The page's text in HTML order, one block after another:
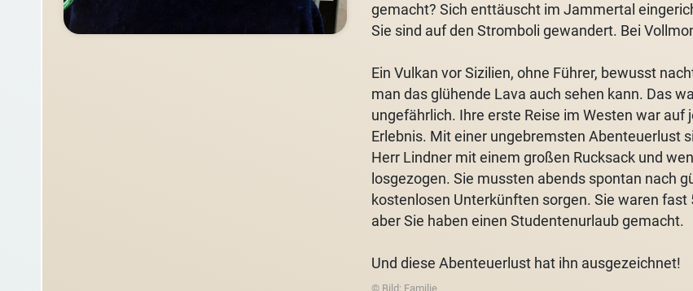
gemacht? Sich enttäuscht im Jammertal
Sie sind auf den Stromboli gewandert. Bei
Ein Vulkan vor Sizilien, ohne Führer, bewusst
man das glühende Lava auch sehen kann. Das
ungefährlich. Ihre erste Reise im Westen war auf
Erlebnis. Mit einer ungebremsten Abenteuerlust
Herr Lindner mit einem großen Rucksack und
losgezogen. Sie mussten abends spontan nach
kostenlosen Unterkünften sorgen. Sie waren fast
aber Sie haben einen Studentenurlaub gemacht.
Und diese Abenteuerlust hat ihn ausgezeichnet!
© Bild: Familie